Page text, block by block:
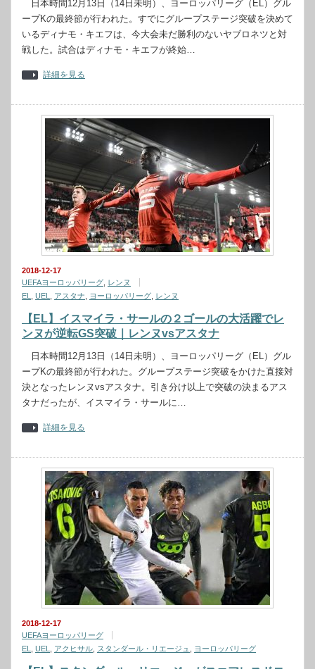
日本時間12月13日（14日未明）、ヨーロッパリーグ（EL）グル
ープKの最終節が行われた。すでにグループステージ突破を決めて
いるディナモ・キエフは、今大会未だ勝利のないヤブロネツと対
戦した。試合はディナモ・キエフが終始…
詳細を見る
2018-12-17
UEFAヨーロッパリーグ レンヌ
EL
UEL アスタナ ヨーロッパリーグ レンヌ
【EL】イスマイラ・サールの２ゴールの大活躍でレ
ンヌが逆転GS突破｜レンヌvsアスタナ
日本時間12月13日（14日未明）、ヨーロッパリーグ（EL）グル
ープKの最終節が行われた。グループステージ突破をかけた直接対
決となったレンヌvsアスタナ。引き分け以上で突破の決まるアス
タナだったが、イスマイラ・サールに…
詳細を見る
2018-12-17
UEFAヨーロッパリーグ
EL
UEL アクヒサル スタンダール・リエージュ ヨーロッパリーグ